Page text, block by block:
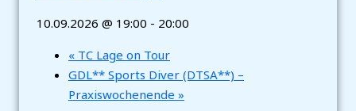
10.09.2026 @ 19:00 - 20:00
« TC Lage on Tour
GDL** Sports Diver (DTSA**) –
Praxiswochenende »